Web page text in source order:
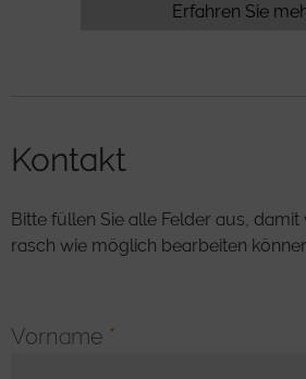
Erfahren Sie
Kontakt
Bitte füllen Sie alle Felder aus,
rasch wie möglich bearbeiten
Vorname *